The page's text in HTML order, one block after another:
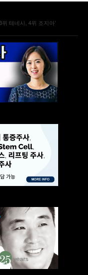
테네시, 4위 조지아’